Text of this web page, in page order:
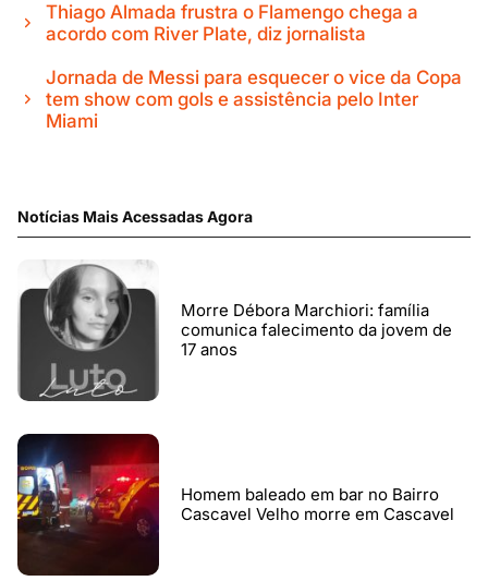
Thiago Almada frustra o Flamengo chega a
acordo com River Plate, diz jornalista
Jornada de Messi para esquecer o vice da Copa
tem show com gols e assistência pelo Inter
Miami
Notícias Mais Acessadas Agora
Morre Débora Marchiori: família
comunica falecimento da jovem de
17 anos
Homem baleado em bar no Bairro
Cascavel Velho morre em Cascavel